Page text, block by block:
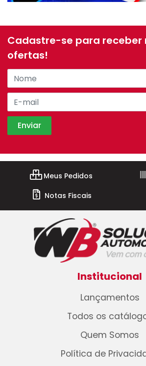
Cadastre-se para receber
ofertas!
Meus Pedidos
Notas Fiscais
Institucional
Lançamentos
Todos os
Quem Somos
Política de